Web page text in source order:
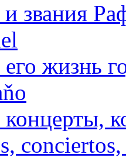
звания
жизнь
концерты,